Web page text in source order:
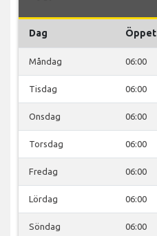
Dag Öppet
Måndag 06:00
Tisdag 06:00
Onsdag 06:00
Torsdag 06:00
Fredag 06:00
Lördag 06:00
Söndag 06:00